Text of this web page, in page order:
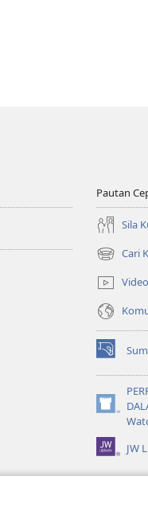
Pautan
Sila
Cari
(membuka
tetingkap
baharu)
Video
(membuka
tetingkap
baharu)
(membuka
tetingkap
baharu)JW